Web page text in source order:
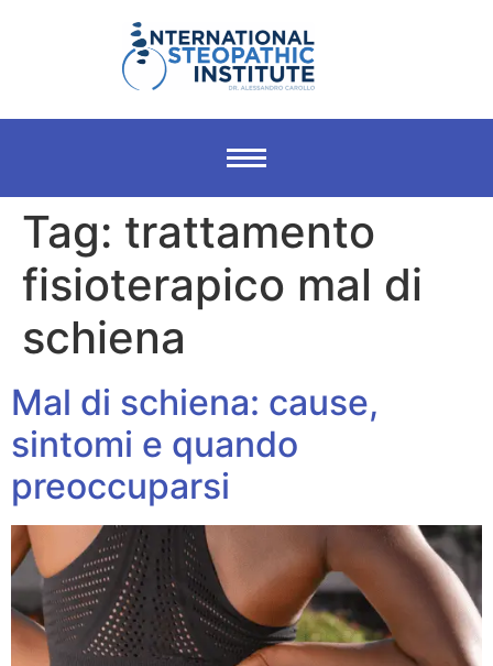
Tag: trattamento
fisioterapico mal di
schiena
Mal di schiena: cause,
sintomi e quando
preoccuparsi